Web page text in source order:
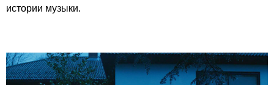
истории музыки.